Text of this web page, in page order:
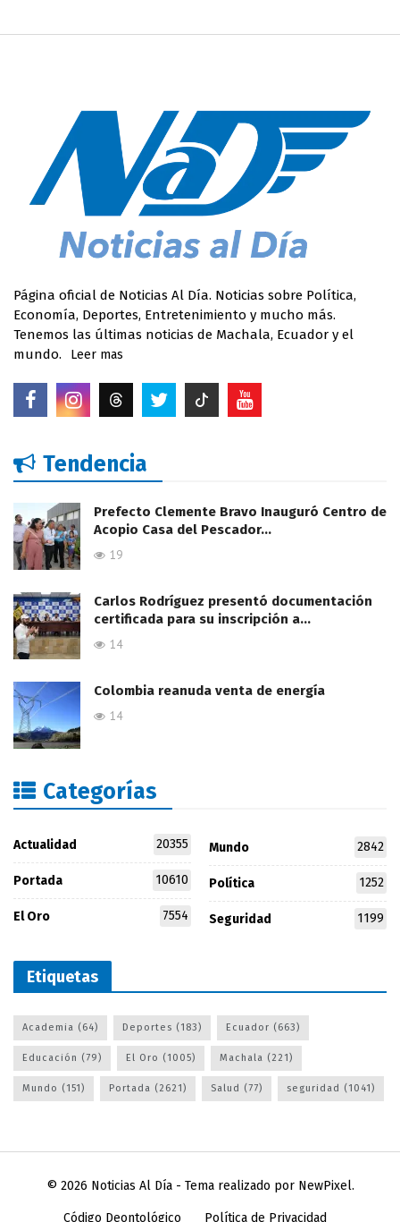
Página oficial de Noticias Al Día. Noticias sobre Política,
Economía, Deportes, Entretenimiento y mucho más.
Tenemos las últimas noticias de Machala, Ecuador y el
mundo.
Leer mas
Tendencia
Prefecto Clemente Bravo Inauguró Centro de
Acopio Casa del Pescador…
19
Carlos Rodríguez presentó documentación
certificada para su inscripción a…
14
Colombia reanuda venta de energía
14
Categorías
Actualidad 20355
Portada 10610
El Oro 7554
Mundo 2842
Política 1252
Seguridad 1199
Etiquetas
Academia (64) Deportes (183) Ecuador (663)
Educación (79) El Oro (1005) Machala (221)
Mundo (151) Portada (2621) Salud (77) seguridad (1041)
© 2026 Noticias Al Día- Tema realizado por NewPixel.
Código Deontológico Política de Privacidad